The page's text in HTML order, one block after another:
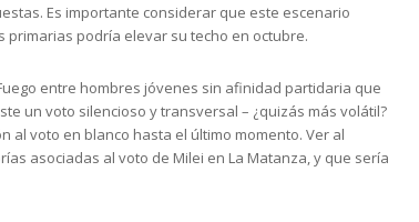
Es importante considerar que este escenario
podría elevar su techo en octubre.
entre hombres jóvenes sin afinidad partidaria que
un voto silencioso y transversal – ¿quizás más volátil?
voto en blanco hasta el último momento. Ver al
asociadas al voto de Milei en La Matanza, y que sería